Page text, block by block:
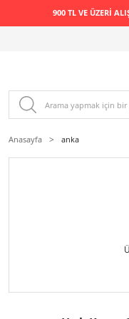
900 TL VE ÜZERİ
Anasayfa anka